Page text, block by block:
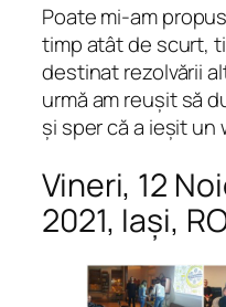
Poate mi-am
timp atât de scurt,
destinat rezolvării
urmă am reușit să
și sper că a ieșit un
Vineri, 12
2021, Iași,